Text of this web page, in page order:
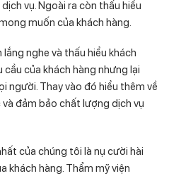
vụ. Ngoài ra còn thấu hiểu
muốn của khách hàng.
nghe và thấu hiểu khách
của khách hàng nhưng lại
người. Thay vào đó hiểu thêm về
đảm bảo chất lượng dịch vụ
của chúng tôi là nụ cười hài
khách hàng. Thẩm mỹ viện